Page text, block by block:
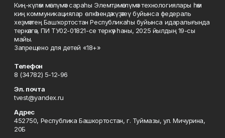
Киң-күләм мәғлүмәт сараһы Элемтә, мәғлүмәт технологиялары һәм
киң коммуникациялар өлкәһендә күҙәтеү буйынса федераль
хеҙмәттең Башҡортостан Республикаһы буйынса идаралығында
теркәлгән, ПИ ТУ02-01821-се теркәү һаны, 2025 йылдың 19-сы
майы.
Запрещено для детей «18+»
Телефон
8 (34782) 5-12-96
Эл. почта
tvest@yandex.ru
Адрес
452750, Республика Башкортостан, г. Туймазы, ул. Мичурина,
20Б